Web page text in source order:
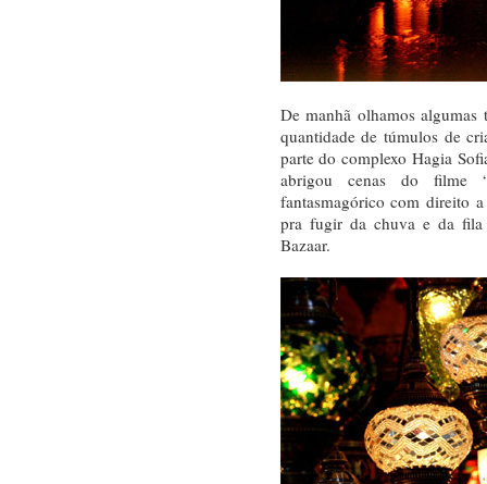
De manhã olhamos
quantidade de túmulos de
parte do complexo Hagia
abrigou cenas do filme
fantasmagórico com direito
pra fugir da chuva e da
Bazaar.